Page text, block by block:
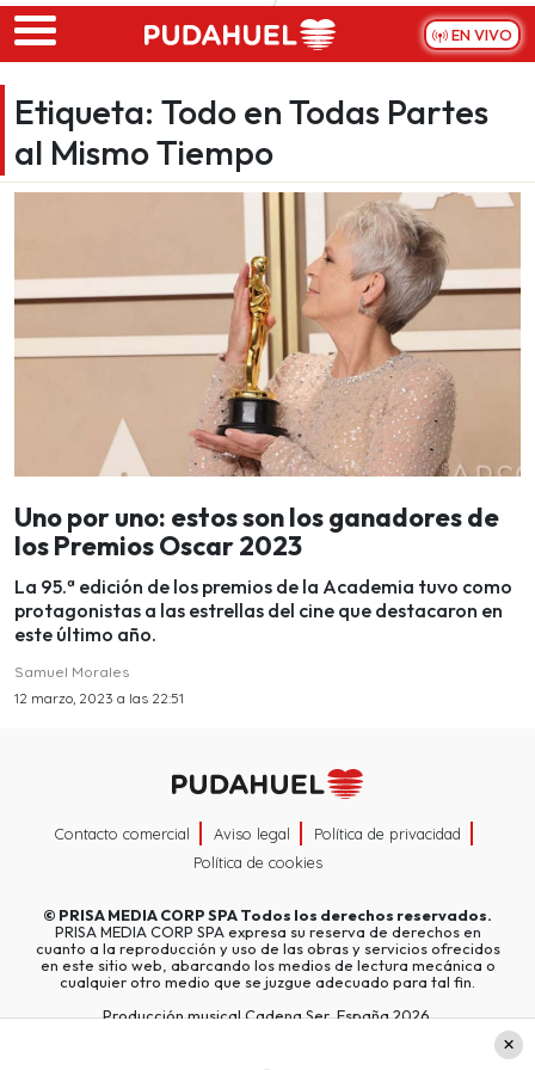
Skip to main content
EN VIVO
Etiqueta: Todo en Todas Partes
al Mismo Tiempo
Uno por uno: estos son los ganadores de
los Premios Oscar 2023
La 95.ª edición de los premios de la Academia tuvo como
protagonistas a las estrellas del cine que destacaron en
este último año.
Samuel Morales
12 marzo, 2023 a las 22:51
Contacto comercial Aviso legal
Política de privacidad
Política de cookies
© PRISA MEDIA CORP SPATodos los derechos reservados.
PRISA MEDIA CORP SPA expresa su reserva de derechos en
cuanto a la reproducción y uso de las obras y servicios ofrecidos
en este sitio web, abarcando los medios de lectura mecánica o
cualquier otro medio que se juzgue adecuado para tal fin.
Producción musical Cadena Ser, España 2026.